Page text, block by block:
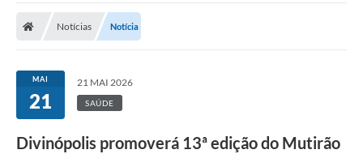
Notícias Notícia
MAI
21
21 MAI 2026
SAÚDE
Divinópolis promoverá 13ª edição do Mutirão